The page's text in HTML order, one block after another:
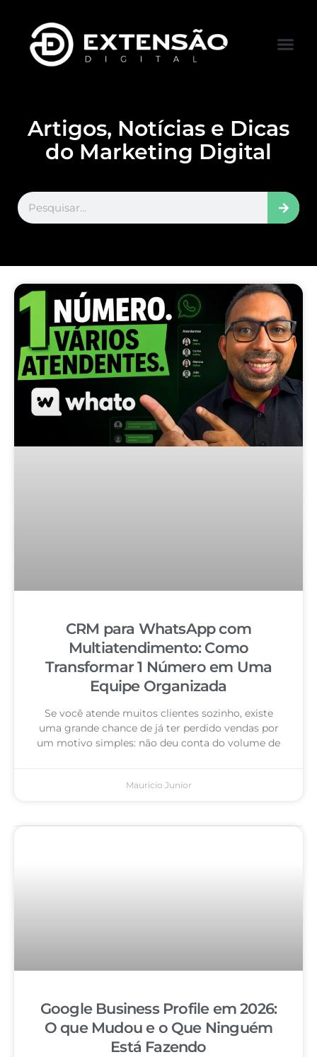
Artigos, Notícias e Dicas
do Marketing Digital
CRM para WhatsApp com
Multiatendimento: Como
Transformar 1 Número em Uma
Equipe Organizada
Se você atende muitos clientes sozinho, existe
uma grande chance de já ter perdido vendas por
um motivo simples: não deu conta do volume de
Mauricio Junior
Google Business Profile em 2026:
O que Mudou e o Que Ninguém
Está Fazendo